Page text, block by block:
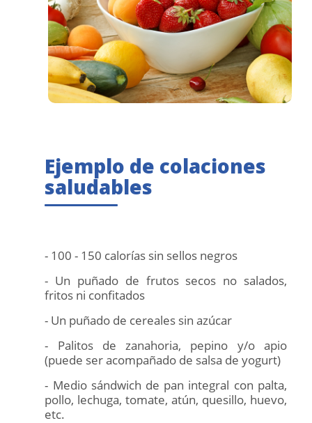
Ejemplo de colaciones
saludables
- 100 - 150 calorías sin sellos negros
- Un puñado de frutos secos no salados,
fritos ni confitados
- Un puñado de cereales sin azúcar
- Palitos de zanahoria, pepino y/o apio
(puede ser acompañado de salsa de yogurt)
- Medio sándwich de pan integral con palta,
pollo, lechuga, tomate, atún, quesillo, huevo,
etc.